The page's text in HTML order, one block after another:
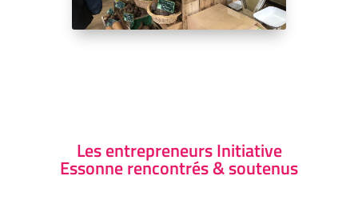
Les entrepreneurs Initiative
Essonne rencontrés & soutenus